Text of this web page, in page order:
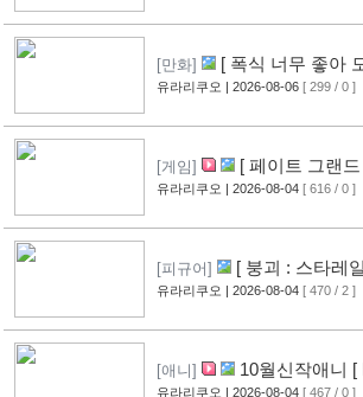
[만화]
[ 폭식 너무 좋아
메이션화 결정 [13]
유라리쿠오 | 2026-08-06 [ 299 / 0 ]
[게임]
[ 페이트 그랜드
영상 공개
[11]
유라리쿠오 | 2026-08-04 [ 616 / 0 ]
[피규어]
[ 붕괴 : 스타레
어 공개
[8]
유라리쿠오 | 2026-08-04 [ 470 / 2 ]
[애니]
10월신작애니 [
영상 공개
유라리쿠오 | 2026-08-04 [ 467 / 0 ]